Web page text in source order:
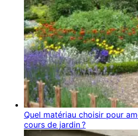
Quel matériau choisir pour
cours de jardin ?